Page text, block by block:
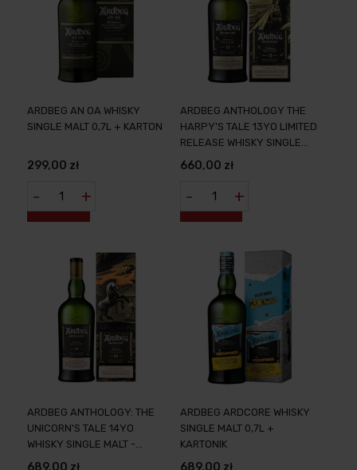
ARDBEG AN OA WHISKY
SINGLE MALT 0,7L + KARTON
299,00 zł
- +
ARDBEG ANTHOLOGY THE
HARPY'S TALE 13YO LIMITED
RELEASE WHISKY SINGLE
MALT 0,7L + OPAKOWANIE
660,00 zł
- +
ARDBEG ANTHOLOGY: THE
UNICORN'S TALE 14YO
WHISKY SINGLE MALT -
LIMITED RELEASE 0,7L +
689,00 zł
ARDBEG ARDCORE WHISKY
SINGLE MALT 0,7L +
KARTONIK
689,00 zł